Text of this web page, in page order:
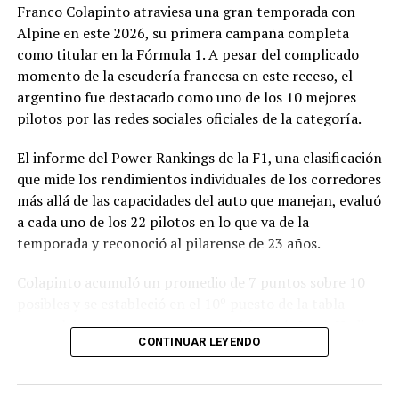
modificación vinculada a la composición societaria de la
empresa que obtuvo la concesión.
La novedad se conoce mientras la concesión del Minella
continúa envuelta en una delicadísima situación
jurídica. El proceso mediante el cual Minella Stadium
busca determinar si existieron irregularidades en la
licitación impulsada por el Municipio.
La causa, que avanza en la Justicia, derivó en
cuestionamientos de distintos sectores políticos y en
que pusieron bajo la lupa tanto el proceso licitatorio
firma concesionaria.
parte de las acciones de la empresa abre un nuevo
Franco Colapinto atraviesa una gran temporada con
Alpine en este 2026, su primera campaña completa
como titular en la Fórmula 1. A pesar del complicado
momento de la escudería francesa en este receso, el
argentino fue destacado como uno de los 10 mejores
pilotos por las redes sociales oficiales de la categoría.
El informe del Power Rankings de la F1, una clasificación
que mide los rendimientos individuales de los corredores
más allá de las capacidades del auto que manejan, evaluó
a cada uno de los 22 pilotos en lo que va de la
temporada y reconoció al pilarense de 23 años.
Colapinto acumuló un promedio de 7 puntos sobre 10
general, igualado en puntaje con el francés Isack Hadjar,
que logró estabilidad con la compleja segunda butaca de
CONTINUAR LEYENDO